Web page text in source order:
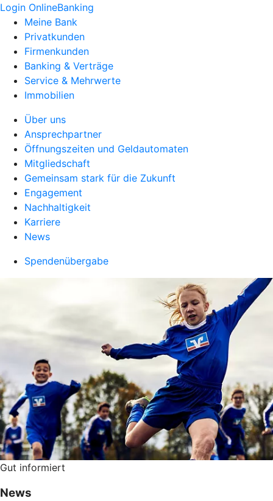
Login OnlineBanking
Meine Bank
Privatkunden
Firmenkunden
Banking & Verträge
Service & Mehrwerte
Immobilien
Über uns
Ansprechpartner
Öffnungszeiten und Geldautomaten
Mitgliedschaft
Gemeinsam stark für die Zukunft
Engagement
Nachhaltigkeit
Karriere
News
Spendenübergabe
Gut informiert
News